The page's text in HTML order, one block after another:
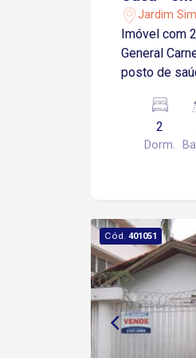
Jardim
Imóvel com
General
posto de
sala com
gabinete,
gabinete,
banheiro
chuveiro,
garagem
2
Dorm.
Cód. 401051